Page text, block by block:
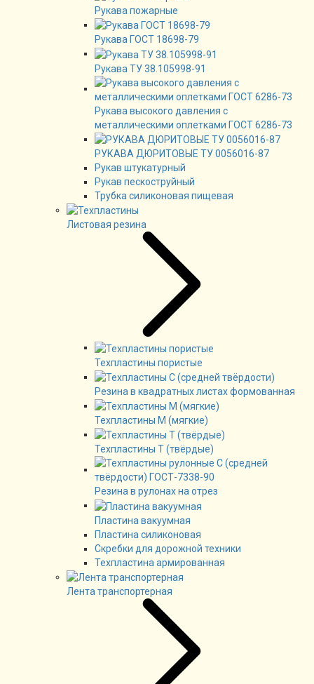
Рукава пожарные
Рукава ГОСТ 18698-79
Рукава ТУ 38.105998-91
Рукава высокого давления с
металлическими оплетками ГОСТ 6286-73
РУКАВА ДЮРИТОВЫЕ ТУ 0056016-87
Рукав штукатурный
Рукав пескоструйный
Трубка силиконовая пищевая
Листовая резина
Техпластины пористые
Резина в квадратных листах формованная
Техпластины М (мягкие)
Техпластины Т (твёрдые)
Резина в рулонах на отрез
Пластина вакуумная
Пластина силиконовая
Скребки для дорожной техники
Техпластина армированная
Лента транспортерная